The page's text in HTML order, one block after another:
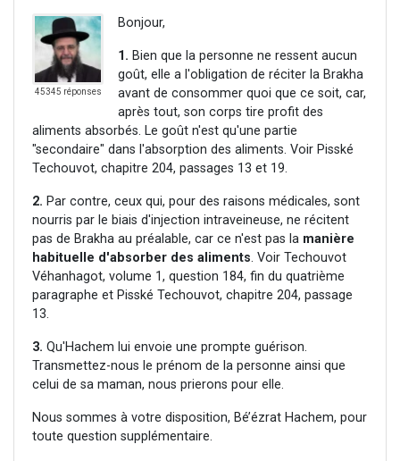
45345 réponses
Bonjour,
1. Bien que la personne ne ressent aucun
goût, elle a l'obligation de réciter la Brakha
avant de consommer quoi que ce soit, car,
après tout, son corps tire profit des
aliments absorbés. Le goût n'est qu'une partie
"secondaire" dans l'absorption des aliments. Voir Pisské
Techouvot, chapitre 204, passages 13 et 19.
2. Par contre, ceux qui, pour des raisons médicales, sont
nourris par le biais d'injection intraveineuse, ne récitent
pas de Brakha au préalable, car ce n'est pas la manière
habituelle d'absorber des aliments. Voir Techouvot
Véhanhagot, volume 1, question 184, fin du quatrième
paragraphe et Pisské Techouvot, chapitre 204, passage
13.
3. Qu'Hachem lui envoie une prompte guérison.
Transmettez-nous le prénom de la personne ainsi que
celui de sa maman, nous prierons pour elle.
Nous sommes à votre disposition, Bé’ézrat Hachem, pour
toute question supplémentaire.